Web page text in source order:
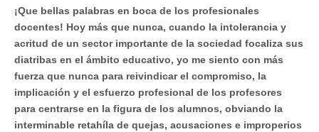
emprendimiento,
…
¡Que bellas palabras en boca de los profesionales
docentes! Hoy más que nunca, cuando la intolerancia y
acritud de un sector importante de la sociedad focaliza sus
diatribas en el ámbito educativo, yo me siento con más
fuerza que nunca para reivindicar el compromiso, la
implicación y el esfuerzo profesional de los profesores
para centrarse en la figura de los alumnos, obviando la
interminable retahíla de quejas, acusaciones e improperios